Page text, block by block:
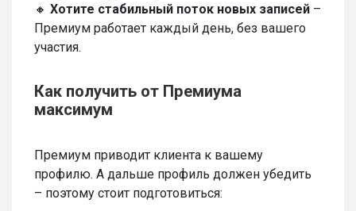
🔸 Хотите стабильный поток новых записей –
Премиум работает каждый день, без вашего
участия.
Как получить от Премиума
максимум
Премиум приводит клиента к вашему
профилю. А дальше профиль должен убедить
– поэтому стоит подготовиться: